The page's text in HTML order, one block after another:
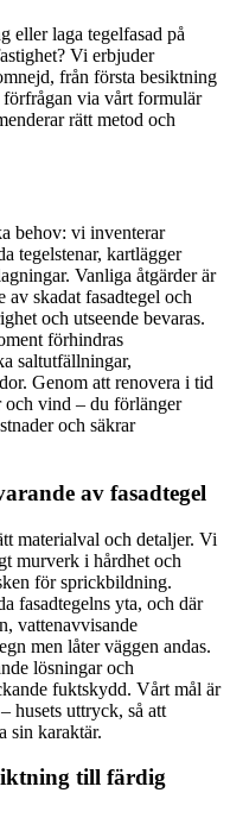
eller laga tegelfasad på
Vi erbjuder
från första besiktning
via vårt formulär
rätt metod och
behov: vi inventerar
tegelstenar, kartlägger
Vanliga åtgärder är
av skadat fasadtegel och
och utseende bevaras.
förhindras
saltutfällningar,
Genom att renovera i tid
och vind – du förlänger
och säkrar
av fasadtegel
materialval och detaljer. Vi
murverk i hårdhet och
för sprickbildning.
fasadtegelns yta, och där
vattenavvisande
men låter väggen andas.
lösningar och
fuktskydd. Vårt mål är
husets uttryck, så att
sin karaktär.
till färdig